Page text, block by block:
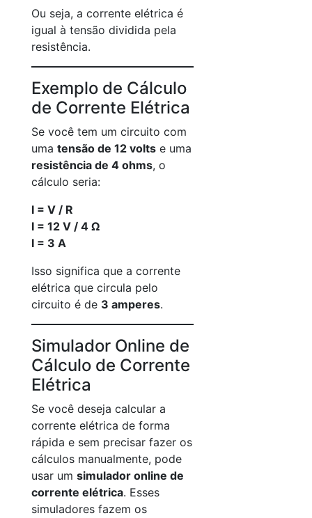
Ou seja, a corrente elétrica é
igual à tensão dividida pela
resistência.
Exemplo de Cálculo
de Corrente Elétrica
Se você tem um circuito com
uma tensão de 12 volts e uma
resistência de 4 ohms, o
cálculo seria:
I = V / R
I = 12 V / 4 Ω
I = 3 A
Isso significa que a corrente
elétrica que circula pelo
circuito é de 3 amperes.
Simulador Online de
Cálculo de Corrente
Elétrica
Se você deseja calcular a
corrente elétrica de forma
rápida e sem precisar fazer os
cálculos manualmente, pode
usar um simulador online de
corrente elétrica. Esses
simuladores fazem os